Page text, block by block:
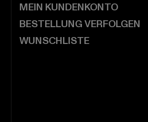
MEIN KUNDENKONTO
BESTELLUNG VERFOLGEN
WUNSCHLISTE